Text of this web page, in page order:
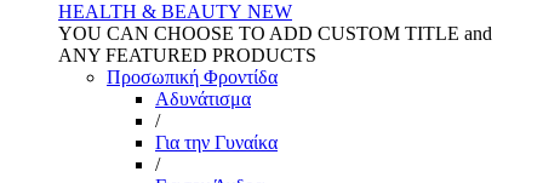
HEALTH & BEAUTY NEW
YOU CAN CHOOSE TO ADD CUSTOM TITLE and
ANY FEATURED PRODUCTS
Προσωπική Φροντίδα
Αδυνάτισμα
/
Για την Γυναίκα
/